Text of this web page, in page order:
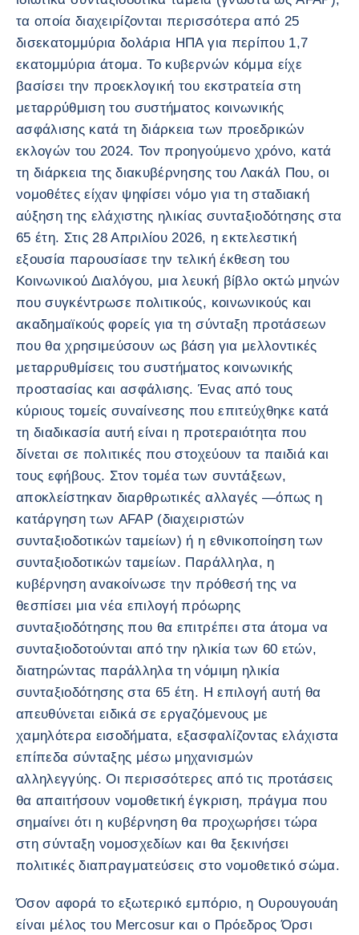
τα οποία διαχειρίζονται περισσότερα από 25
δισεκατομμύρια δολάρια ΗΠΑ για περίπου 1,7
εκατομμύρια άτομα. Το κυβερνών κόμμα είχε
βασίσει την προεκλογική του εκστρατεία στη
μεταρρύθμιση του συστήματος κοινωνικής
ασφάλισης κατά τη διάρκεια των προεδρικών
εκλογών του 2024. Τον προηγούμενο χρόνο, κατά
τη διάρκεια της διακυβέρνησης του Λακάλ Που, οι
νομοθέτες είχαν ψηφίσει νόμο για τη σταδιακή
αύξηση της ελάχιστης ηλικίας συνταξιοδότησης στα
65 έτη. Στις 28 Απριλίου 2026, η εκτελεστική
εξουσία παρουσίασε την τελική έκθεση του
Κοινωνικού Διαλόγου, μια λευκή βίβλο οκτώ μηνών
που συγκέντρωσε πολιτικούς, κοινωνικούς και
ακαδημαϊκούς φορείς για τη σύνταξη προτάσεων
που θα χρησιμεύσουν ως βάση για μελλοντικές
μεταρρυθμίσεις του συστήματος κοινωνικής
προστασίας και ασφάλισης. Ένας από τους
κύριους τομείς συναίνεσης που επιτεύχθηκε κατά
τη διαδικασία αυτή είναι η προτεραιότητα που
δίνεται σε πολιτικές που στοχεύουν τα παιδιά και
τους εφήβους. Στον τομέα των συντάξεων,
αποκλείστηκαν διαρθρωτικές αλλαγές —όπως η
κατάργηση των AFAP (διαχειριστών
συνταξιοδοτικών ταμείων) ή η εθνικοποίηση των
συνταξιοδοτικών ταμείων. Παράλληλα, η
κυβέρνηση ανακοίνωσε την πρόθεσή της να
θεσπίσει μια νέα επιλογή πρόωρης
συνταξιοδότησης που θα επιτρέπει στα άτομα να
συνταξιοδοτούνται από την ηλικία των 60 ετών,
διατηρώντας παράλληλα τη νόμιμη ηλικία
συνταξιοδότησης στα 65 έτη. Η επιλογή αυτή θα
απευθύνεται ειδικά σε εργαζόμενους με
χαμηλότερα εισοδήματα, εξασφαλίζοντας ελάχιστα
επίπεδα σύνταξης μέσω μηχανισμών
αλληλεγγύης. Οι περισσότερες από τις προτάσεις
θα απαιτήσουν νομοθετική έγκριση, πράγμα που
σημαίνει ότι η κυβέρνηση θα προχωρήσει τώρα
στη σύνταξη νομοσχεδίων και θα ξεκινήσει
πολιτικές διαπραγματεύσεις στο νομοθετικό σώμα.
Όσον αφορά το εξωτερικό εμπόριο, η Ουρουγουάη
είναι μέλος του Mercosur και ο Πρόεδρος Όρσι